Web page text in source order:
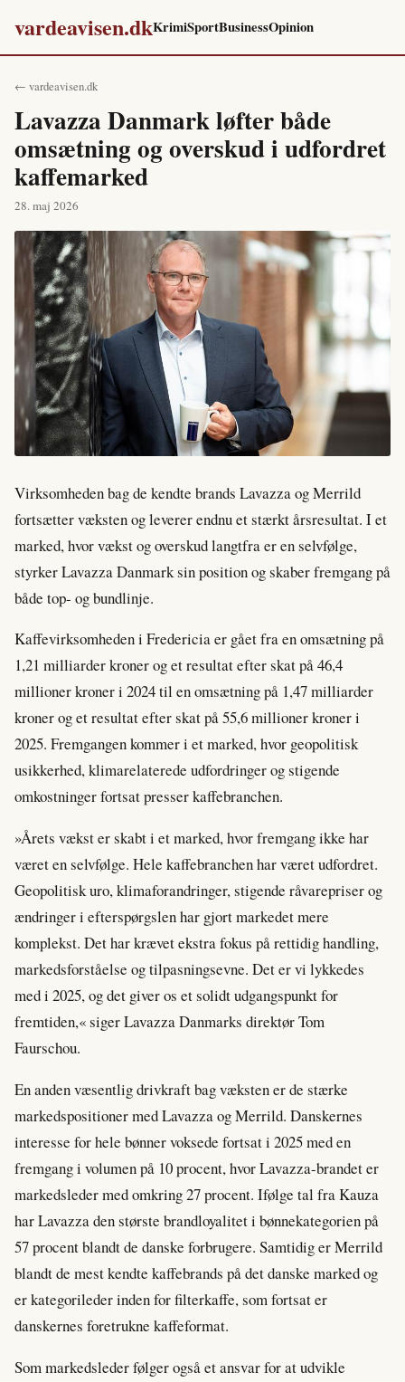
vardeavisen.dkKrimiSportBusinessOpinion
← vardeavisen.dk
Lavazza Danmark løfter både
omsætning og overskud i udfordret
kaffemarked
28. maj 2026
Virksomheden bag de kendte brands Lavazza og Merrild
fortsætter væksten og leverer endnu et stærkt årsresultat. I et
marked, hvor vækst og overskud langtfra er en selvfølge,
styrker Lavazza Danmark sin position og skaber fremgang på
både top- og bundlinje.
Kaffevirksomheden i Fredericia er gået fra en omsætning på
1,21 milliarder kroner og et resultat efter skat på 46,4
millioner kroner i 2024 til en omsætning på 1,47 milliarder
kroner og et resultat efter skat på 55,6 millioner kroner i
2025. Fremgangen kommer i et marked, hvor geopolitisk
usikkerhed, klimarelaterede udfordringer og stigende
omkostninger fortsat presser kaffebranchen.
»Årets vækst er skabt i et marked, hvor fremgang ikke har
været en selvfølge. Hele kaffebranchen har været udfordret.
Geopolitisk uro, klimaforandringer, stigende råvarepriser og
ændringer i efterspørgslen har gjort markedet mere
komplekst. Det har krævet ekstra fokus på rettidig handling,
markedsforståelse og tilpasningsevne. Det er vi lykkedes
med i 2025, og det giver os et solidt udgangspunkt for
fremtiden,« siger Lavazza Danmarks direktør Tom
Faurschou.
En anden væsentlig drivkraft bag væksten er de stærke
markedspositioner med Lavazza og Merrild. Danskernes
interesse for hele bønner voksede fortsat i 2025 med en
fremgang i volumen på 10 procent, hvor Lavazza-brandet er
markedsleder med omkring 27 procent. Ifølge tal fra Kauza
har Lavazza den største brandloyalitet i bønnekategorien på
57 procent blandt de danske forbrugere. Samtidig er Merrild
blandt de mest kendte kaffebrands på det danske marked og
er kategorileder inden for filterkaffe, som fortsat er
danskernes foretrukne kaffeformat.
Som markedsleder følger også et ansvar for at udvikle